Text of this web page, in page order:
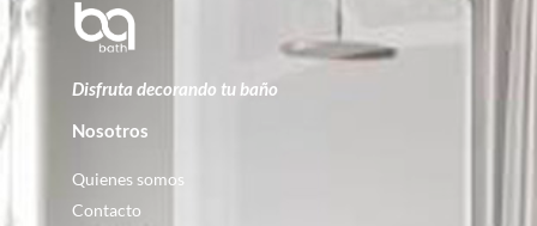
Disfruta decorando tu baño
Nosotros
Quienes somos
Contacto